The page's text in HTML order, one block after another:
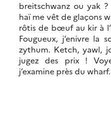
breitschwanz ou yak
haï me vêt de glaçons
rôtis de bœuf au kir à
Fougueux, j’enivre la
zythum. Ketch, yawl,
jugez des prix !
j’examine près du wharf.